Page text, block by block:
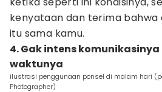
kenyataan dan terima
itu sama kamu.
4. Gak intens
waktunya
ilustrasi penggunaan ponsel di malam hari
Photographer)